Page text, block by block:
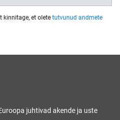
kinnitage, et olete tutvunud andmete
juhtivad akende ja uste